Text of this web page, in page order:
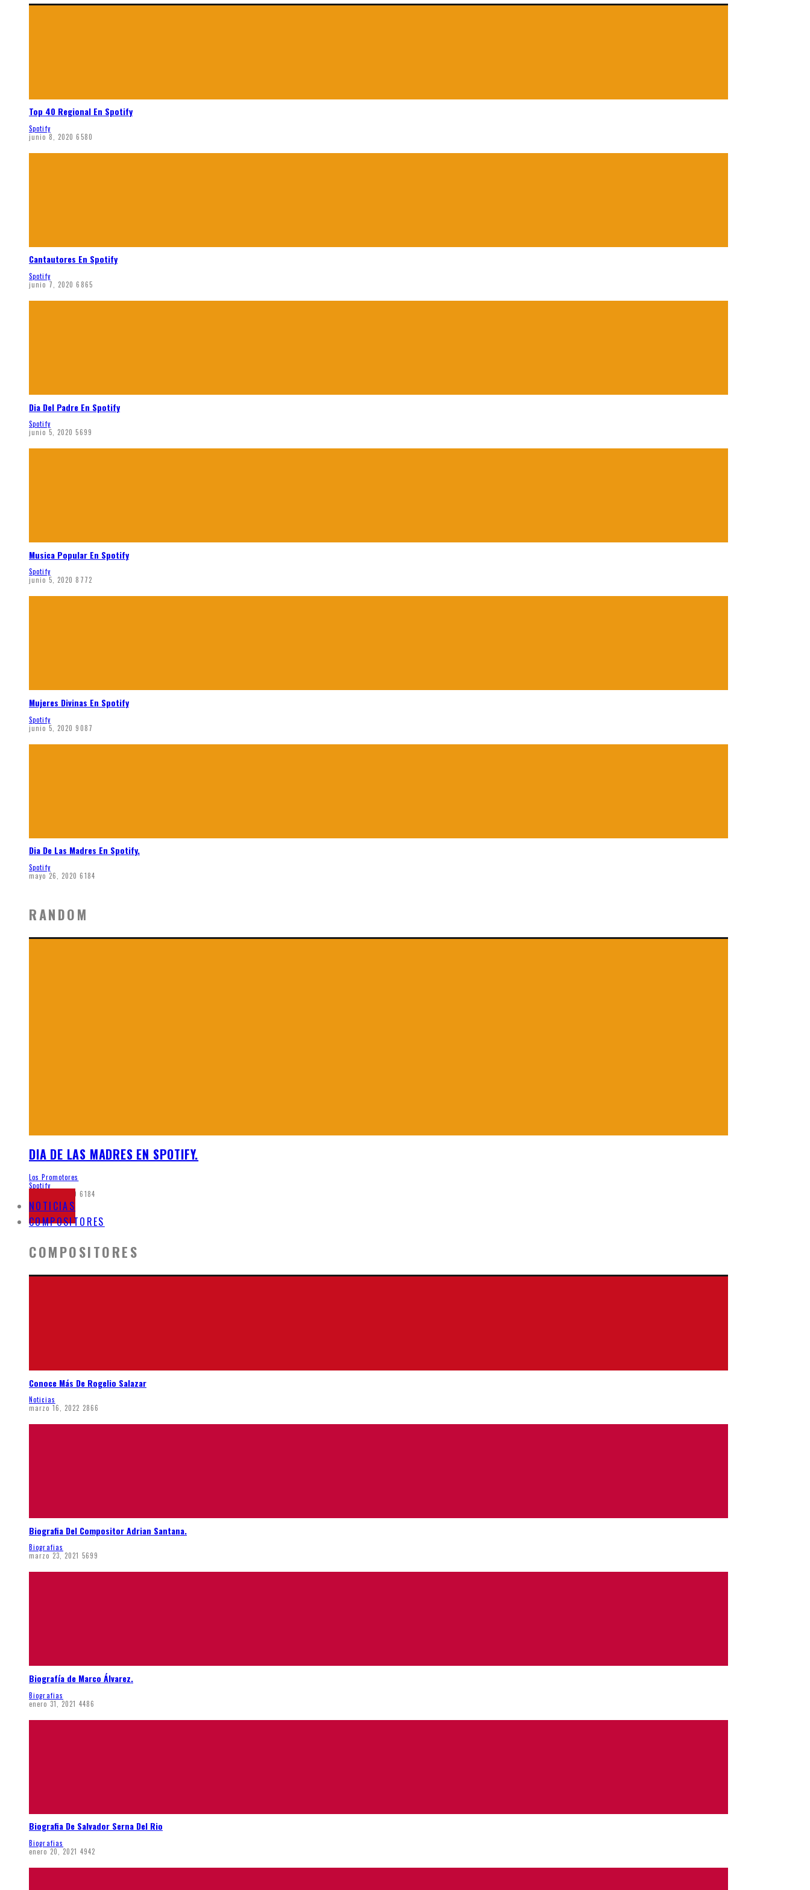
Top 40 Regional En Spotify
Spotify
junio 8, 2020 6580
Cantautores En Spotify
Spotify
junio 7, 2020 6865
Dia Del Padre En Spotify
Spotify
junio 5, 2020 5699
Musica Popular En Spotify
Spotify
junio 5, 2020 8772
Mujeres Divinas En Spotify
Spotify
junio 5, 2020 9087
Dia De Las Madres En Spotify.
Spotify
mayo 26, 2020 6184
RANDOM
DIA DE LAS MADRES EN SPOTIFY.
Los Promotores
Spotify
mayo 26, 2020 6184
NOTICIAS
COMPOSITORES
COMPOSITORES
Conoce Más De Rogelio Salazar
Noticias
marzo 16, 2022 2866
Biografia Del Compositor Adrian Santana.
Biografias
marzo 23, 2021 5699
Biografía de Marco Álvarez.
Biografias
enero 31, 2021 4486
Biografia De Salvador Serna Del Rio
Biografias
enero 20, 2021 4942